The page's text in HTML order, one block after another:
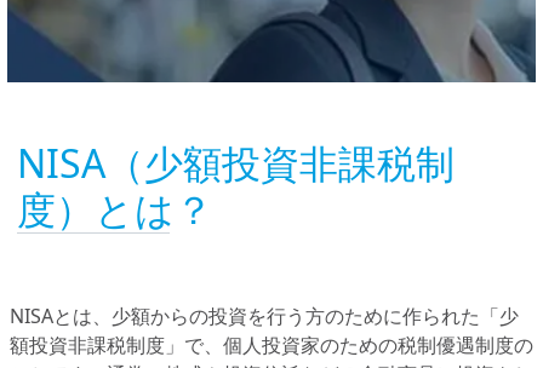
NISA（少額投資非課税制
度）とは？
NISAとは、少額からの投資を行う方のために作られた「少
額投資非課税制度」で、個人投資家のための税制優遇制度の